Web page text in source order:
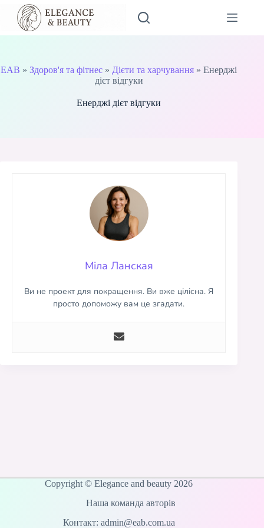
Перейти
вмісту
EAB »Здоров'я та фітнес » Дієти та харчування »Енерджі
дієт відгуки
Енерджі дієт відгуки
Міла Ланская
Ви не проект для покращення. Ви вже цілісна. Я
просто допоможу вам це згадати.
Copyright © Elegance and beauty 2026
Наша команда авторів
Контакт: admin@eab.com.ua